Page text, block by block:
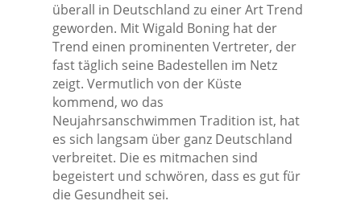
überall in Deutschland zu einer Art Trend
geworden. Mit Wigald Boning hat der
Trend einen prominenten Vertreter, der
fast täglich seine Badestellen im Netz
zeigt. Vermutlich von der Küste
kommend, wo das
Neujahrsanschwimmen Tradition ist, hat
es sich langsam über ganz Deutschland
verbreitet. Die es mitmachen sind
begeistert und schwören, dass es gut für
die Gesundheit sei.